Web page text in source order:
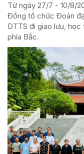
Từ ngày 27/7 - 10/8/
Đồng tổ chức Đoàn
DTTS đi giao lưu,
phía Bắc.